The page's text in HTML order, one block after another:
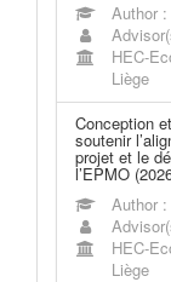
Author
HEC-
Liège
Conception
soutenir
projet et le
l’EPMO
Author
HEC-
Liège